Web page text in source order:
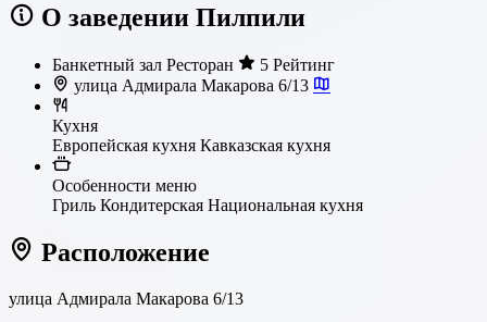
О заведении Пилпили
Банкетный зал Ресторан
5 Рейтинг
улица Адмирала Макарова 6/13
Кухня
Европейская кухня Кавказская кухня
Особенности меню
Гриль Кондитерская Национальная кухня
Расположение
улица Адмирала Макарова 6/13